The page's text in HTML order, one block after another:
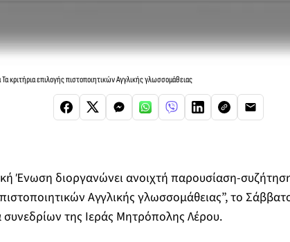
επιλογής πιστοποιητικών Αγγλικής γλωσσομάθειας
Ένωση διοργανώνει ανοιχτή παρουσίαση-
Αγγλικής γλωσσομάθειας”, το
της Ιεράς Μητρόπολης Λέρου.